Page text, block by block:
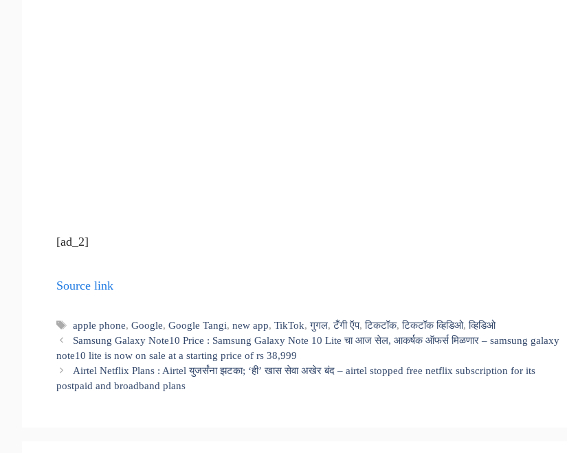
[ad_2]
Source link
Tags
apple phone,Google,Google Tangi,new app,TikTok,गुगल,टँगी ऍप,टिकटॉक,टिकटॉक व्हिडिओ,व्हिडिओ
Samsung Galaxy Note10 Price : Samsung Galaxy Note 10 Lite चा आज सेल, आकर्षक ऑफर्स मिळणार – samsung galaxy
note10 lite is now on sale at a starting price of rs 38,999
Airtel Netflix Plans : Airtel युजर्संना झटका; ‘ही’ खास सेवा अखेर बंद – airtel stopped free netflix subscription for its
postpaid and broadband plans